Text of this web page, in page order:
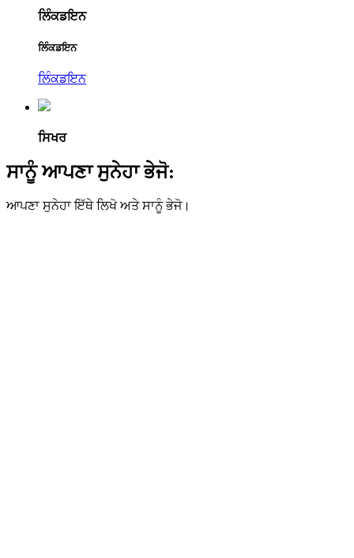
ਲਿੰਕਡਇਨ
ਲਿੰਕਡਇਨ
ਲਿੰਕਡਇਨ
ਸਿਖਰ
ਸਾਨੂੰ ਆਪਣਾ ਸੁਨੇਹਾ ਭੇਜੋ:
ਆਪਣਾ ਸੁਨੇਹਾ ਇੱਥੇ ਲਿਖੋ ਅਤੇ ਸਾਨੂੰ ਭੇਜੋ।